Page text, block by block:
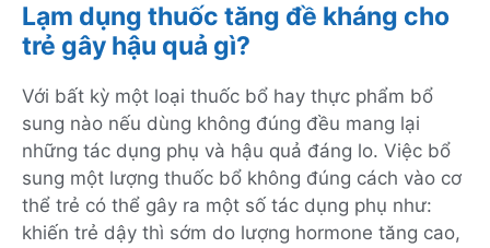
Lạm dụng thuốc tăng đề kháng cho
trẻ gây hậu quả gì?
Với bất kỳ một loại thuốc bổ hay thực phẩm bổ
sung nào nếu dùng không đúng đều mang lại
những tác dụng phụ và hậu quả đáng lo. Việc bổ
sung một lượng thuốc bổ không đúng cách vào cơ
thể trẻ có thể gây ra một số tác dụng phụ như:
khiến trẻ dậy thì sớm do lượng hormone tăng cao,